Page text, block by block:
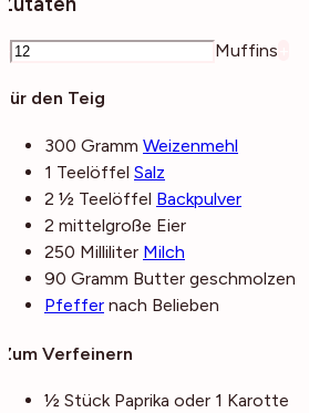
Muffins
Für den Teig
300 Gramm Weizenmehl
1 Teelöffel Salz
2 ½ Teelöffel Backpulver
2 mittelgroße Eier
250 Milliliter Milch
90 Gramm Butter geschmolzen
Pfeffer nach Belieben
Zum Verfeinern
½ Stück Paprika oder 1 Karotte